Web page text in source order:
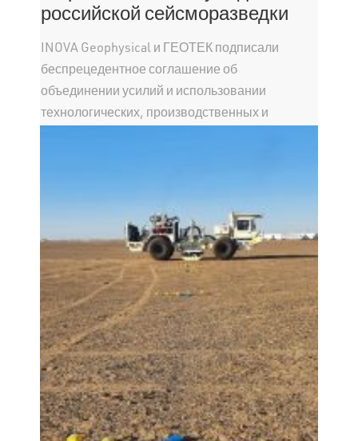
российской сейсморазведки
INOVA Geophysical и ГЕОТЕК подписали
беспрецедентное соглашение об
объединении усилий и использовании
технологических, производственных и